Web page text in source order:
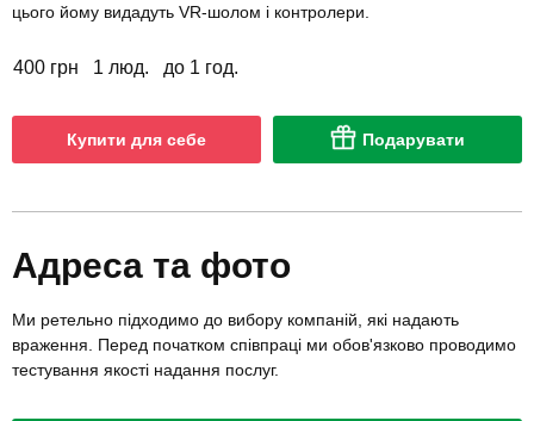
цього йому видадуть VR-шолом і контролери.
400 грн 1 люд. до 1 год.
Купити для себе Подарувати
Адреса та фото
Ми ретельно підходимо до вибору компаній, які надають
враження. Перед початком співпраці ми обов'язково проводимо
тестування якості надання послуг.